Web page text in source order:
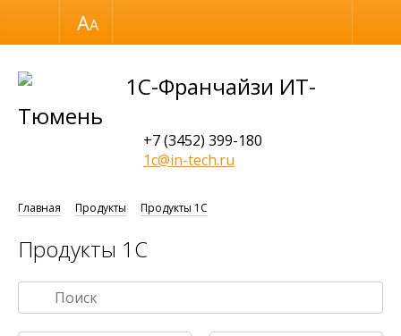
Размер шрифта
1С-Франчайзи ИТ-
Тюмень
+7 (3452) 399-180
1c@in-tech.ru
Главная Продукты Продукты 1С
Продукты 1С